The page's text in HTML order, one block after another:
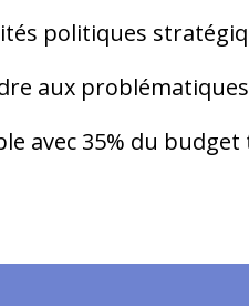
politiques
aux
avec 35% du